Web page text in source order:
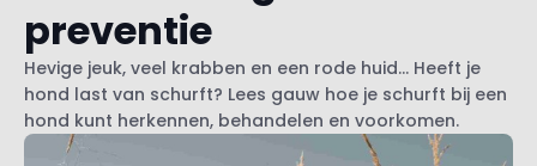
preventie
Hevige jeuk, veel krabben en een rode huid... Heeft je
hond last van schurft? Lees gauw hoe je schurft bij een
hond kunt herkennen, behandelen en voorkomen.